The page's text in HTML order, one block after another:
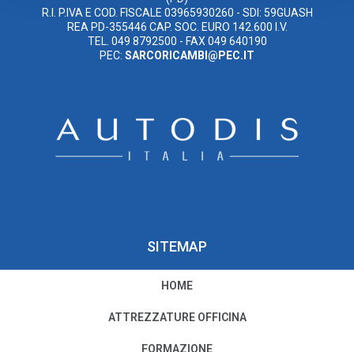
R.I. P.IVA E COD. FISCALE 03965930260 - SDI: 59GUASH
REA PD-355446 CAP. SOC. EURO 142.600 I.V.
TEL. 049 8792500 - FAX 049 640190
PEC: SARCORICAMBI@PEC.IT
SITEMAP
HOME
ATTREZZATURE OFFICINA
FORMAZIONE
PRIVACY E COOKIE POLICY